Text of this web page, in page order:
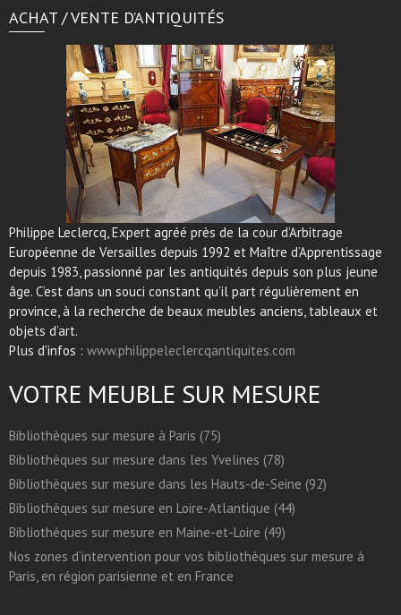
ACHAT / VENTE D’ANTIQUITÉS
Philippe Leclercq, Expert agréé près de la cour d’Arbitrage
Européenne de Versailles depuis 1992 et Maître d’Apprentissage
depuis 1983, passionné par les antiquités depuis son plus jeune
âge. C’est dans un souci constant qu’il part régulièrement en
province, à la recherche de beaux meubles anciens, tableaux et
objets d’art.
Plus d'infos : www.philippeleclercqantiquites.com
VOTRE MEUBLE SUR MESURE
Bibliothèques sur mesure à Paris (75)
Bibliothèques sur mesure dans les Yvelines (78)
Bibliothèques sur mesure dans les Hauts-de-Seine (92)
Bibliothèques sur mesure en Loire-Atlantique (44)
Bibliothèques sur mesure en Maine-et-Loire (49)
Nos zones d’intervention pour vos bibliothèques sur mesure à
Paris, en région parisienne et en France